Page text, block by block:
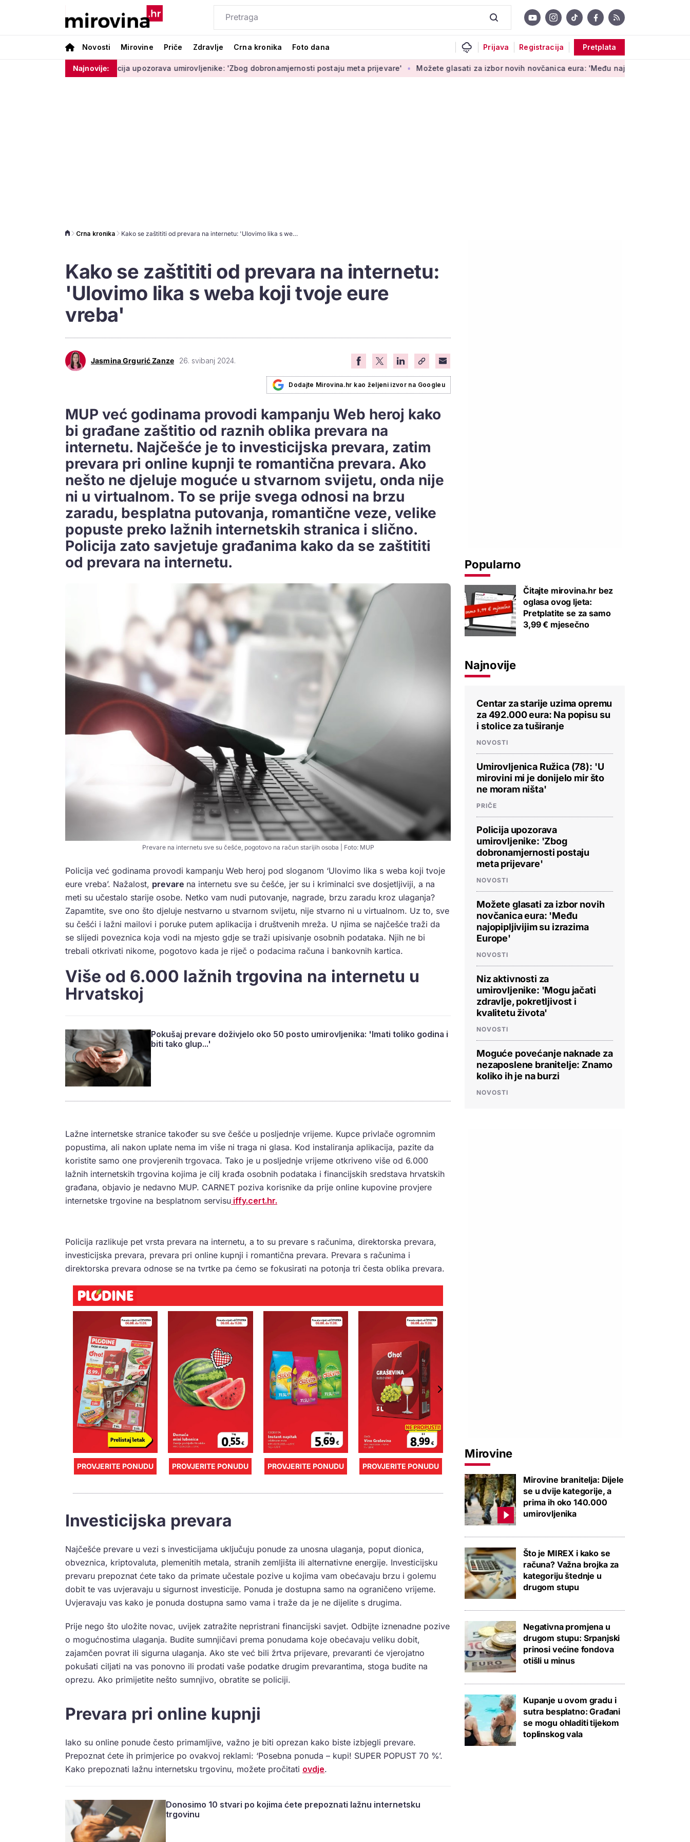
Novosti Mirovine Priče Zdravlje Crna kronika Foto dana Prijava Registracija Pretplata
Najnovije:
Policija upozorava umirovljenike: 'Zbog dobronamjernosti postaju meta prijevare' Možete glasati za izbor novih novčanica eura: 'Među najopipljivijim su izrazima Europe'
Crna kronika Kako se zaštititi od prevara na internetu: 'Ulovimo lika s weba koji tvoje eure vreba'
Kako se zaštititi od prevara na internetu:
'Ulovimo lika s weba koji tvoje eure
vreba'
Jasmina Grgurić Zanze 26. svibanj 2024.
Dodajte Mirovina.hr kao željeni izvor na Googleu
MUP već godinama provodi kampanju Web heroj kako
bi građane zaštitio od raznih oblika prevara na
internetu. Najčešće je to investicijska prevara, zatim
prevara pri online kupnji te romantična prevara. Ako
nešto ne djeluje moguće u stvarnom svijetu, onda nije
ni u virtualnom. To se prije svega odnosi na brzu
zaradu, besplatna putovanja, romantične veze, velike
popuste preko lažnih internetskih stranica i slično.
Policija zato savjetuje građanima kako da se zaštititi
od prevara na internetu.
Prevare na internetu sve su češće, pogotovo na račun starijih osoba | Foto: MUP
Policija već godinama provodi kampanju Web heroj pod sloganom ‘Ulovimo lika s weba koji tvoje
eure vreba’. Nažalost, prevare na internetu sve su češće, jer su i kriminalci sve dosjetljiviji, a na
meti su učestalo starije osobe. Netko vam nudi putovanje, nagrade, brzu zaradu kroz ulaganja?
Zapamtite, sve ono što djeluje nestvarno u stvarnom svijetu, nije stvarno ni u virtualnom. Uz to, sve
su češći i lažni mailovi i poruke putem aplikacija i društvenih mreža. U njima se najčešće traži da
se slijedi poveznica koja vodi na mjesto gdje se traži upisivanje osobnih podataka. Njih ne bi
trebali otkrivati nikome, pogotovo kada je riječ o podacima računa i bankovnih kartica.
Više od 6.000 lažnih trgovina na internetu u
Hrvatskoj
Pokušaj prevare doživjelo oko 50 posto umirovljenika: 'Imati toliko godina i
biti tako glup...'
Lažne internetske stranice također su sve češće u posljednje vrijeme. Kupce privlače ogromnim
popustima, ali nakon uplate nema im više ni traga ni glasa. Kod instaliranja aplikacija, pazite da
koristite samo one provjerenih trgovaca. Tako je u posljednje vrijeme otkriveno više od 6.000
lažnih internetskih trgovina kojima je cilj krađa osobnih podataka i financijskih sredstava hrvatskih
građana, objavio je nedavno MUP. CARNET poziva korisnike da prije online kupovine provjere
internetske trgovine na besplatnom servisu iffy.cert.hr.
Policija razlikuje pet vrsta prevara na internetu, a to su prevare s računima, direktorska prevara,
investicijska prevara, prevara pri online kupnji i romantična prevara. Prevara s računima i
direktorska prevara odnose se na tvrtke pa ćemo se fokusirati na potonja tri česta oblika prevara.
PROVJERITE PONUDU PROVJERITE PONUDU PROVJERITE PONUDU PROVJERITE PONUDU PROVJERITE PONUDU
Investicijska prevara
Najčešće prevare u vezi s investicijama uključuju ponude za unosna ulaganja, poput dionica,
obveznica, kriptovaluta, plemenitih metala, stranih zemljišta ili alternativne energije. Investicijsku
prevaru prepoznat ćete tako da primate učestale pozive u kojima vam obećavaju brzu i golemu
dobit te vas uvjeravaju u sigurnost investicije. Ponuda je dostupna samo na ograničeno vrijeme.
Uvjeravaju vas kako je ponuda dostupna samo vama i traže da je ne dijelite s drugima.
Prije nego što uložite novac, uvijek zatražite nepristrani financijski savjet. Odbijte iznenadne pozive
o mogućnostima ulaganja. Budite sumnjičavi prema ponudama koje obećavaju veliku dobit,
zajamčen povrat ili sigurna ulaganja. Ako ste već bili žrtva prijevare, prevaranti će vjerojatno
pokušati ciljati na vas ponovno ili prodati vaše podatke drugim prevarantima, stoga budite na
oprezu. Ako primijetite nešto sumnjivo, obratite se policiji.
Prevara pri online kupnji
Iako su online ponude često primamljive, važno je biti oprezan kako biste izbjegli prevare.
Prepoznat ćete ih primjerice po ovakvoj reklami: ‘Posebna ponuda – kupi! SUPER POPUST 70 %’.
Kako prepoznati lažnu internetsku trgovinu, možete pročitati ovdje.
Donosimo 10 stvari po kojima ćete prepoznati lažnu internetsku
trgovinu
Popularno
Čitajte mirovina.hr bez
oglasa ovog ljeta:
Pretplatite se za samo
3,99 € mjesečno
Najnovije
Centar za starije uzima opremu
za 492.000 eura: Na popisu su
i stolice za tuširanje
NOVOSTI
Umirovljenica Ružica (78): 'U
mirovini mi je donijelo mir što
ne moram ništa'
PRIČE
Policija upozorava
umirovljenike: 'Zbog
dobronamjernosti postaju
meta prijevare'
NOVOSTI
Možete glasati za izbor novih
novčanica eura: 'Među
najopipljivijim su izrazima
Europe'
NOVOSTI
Niz aktivnosti za
umirovljenike: 'Mogu jačati
zdravlje, pokretljivost i
kvalitetu života'
NOVOSTI
Moguće povećanje naknade za
nezaposlene branitelje: Znamo
koliko ih je na burzi
NOVOSTI
Mirovine
Mirovine branitelja: Dijele
se u dvije kategorije, a
prima ih oko 140.000
umirovljenika
Što je MIREX i kako se
računa? Važna brojka za
kategoriju štednje u
drugom stupu
Negativna promjena u
drugom stupu: Srpanjski
prinosi većine fondova
otišli u minus
Kupanje u ovom gradu i
sutra besplatno: Građani
se mogu ohladiti tijekom
toplinskog vala